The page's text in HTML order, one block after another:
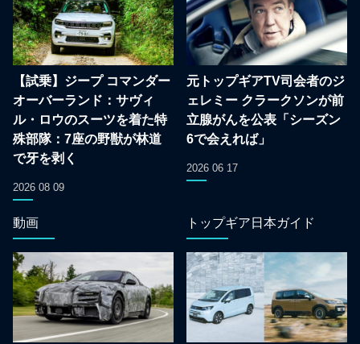
【試乗】ジープ コマンダー
オーバーランド：サヴィ
ル・ロウのスーツを着た特
殊部隊：7座の野獣が林道
で牙を剥く
2026 08 09
元トップギアTV司会者のジ
ェレミー クラークソンが前
立腺がんを公表「シーズン
6で会えれば」
2026 06 17
動画 トップギア日本ガイド